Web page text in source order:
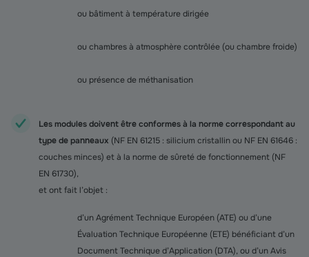
ou bâtiment à température dirigée
ou chambres à atmosphère contrôlée (ou chambre froide)
ou présence de méthanisation
Les modules doivent être conformes à la norme correspondant au
type de panneaux (NF EN 61215 : silicium cristallin ou NF EN 61646 :
couches minces) et à la norme de sûreté de fonctionnement (NF
EN 61730),
et ont fait l’objet :
d’un Agrément Technique Européen (ATE) ou d’une
Évaluation Technique Européenne (ETE) bénéficiant d’un
Document Technique d’Application (DTA), ou d’un Avis